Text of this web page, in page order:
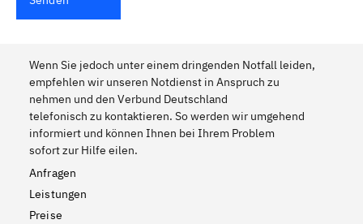
Wenn Sie jedoch unter einem dringenden Notfall leiden,
empfehlen wir unseren Notdienst in Anspruch zu
nehmen und den Verbund Deutschland
telefonisch zu kontaktieren. So werden wir umgehend
informiert und können Ihnen bei Ihrem Problem
sofort zur Hilfe eilen.
Anfragen
Leistungen
Preise